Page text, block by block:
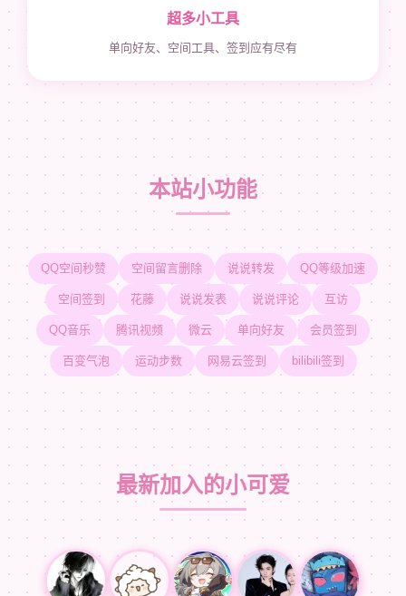
超多小工具
单向好友、空间工具、签到应有尽有
本站小功能
QQ空间秒赞 空间留言删除 说说转发 QQ等级加速
空间签到 花藤 说说发表 说说评论 互访
QQ音乐 腾讯视频 微云 单向好友 会员签到
百变气泡 运动步数 网易云签到 bilibili签到
最新加入的小可爱